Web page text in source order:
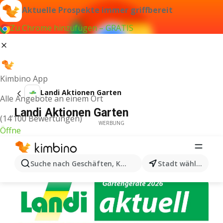
Aktuelle Prospekte immer griffbereit
Zu Chrome hinzufügen – GRATIS
Kimbino App
Alle Angebote an einem Ort
(14’100 Bewertungen)
Öffne
Suche nach Geschäften, Kategorien, Produkten...
Stadt wählen
Landi Aktionen Garten
Landi Aktionen Garten
WERBUNG